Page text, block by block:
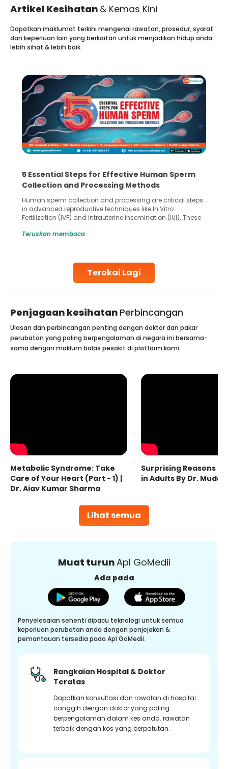
Artikel Kesihatan & Kemas Kini
Terokai Lagi
Dapatkan maklumat terkini mengenai rawatan, prosedur, syarat
dan keperluan lain yang berkaitan untuk menjadikan hidup anda
lebih sihat & lebih baik.
5 Essential Steps for Effective Human Sperm
Collection and Processing Methods
Human sperm collection and processing are critical steps
in advanced reproductive techniques like In Vitro
Fertilization (IVF) and intrauterine insemination (IUI). These
challenges and help couples achieve their dream of
collected, they process the
Teruskan membaca
Penjagaan kesihatan Perbincangan
Lihat semua
Ulasan dan perbincangan penting dengan doktor dan pakar
perubatan yang paling berpengalaman di negara ini bersama-
sama dengan maklum balas pesakit di platform kami.
Metabolic Syndrome: Take
Care of Your Heart (Part - 1) |
Dr. Ajay Kumar Sharma
Surprising Reasons
in Adults By Dr.
Muat turunApl GoMedii
Ada pada
Penyelesaian sehenti dipacu teknologi untuk semua
keperluan perubatan anda dengan penjejakan &
pemantauan tersedia pada Apl GoMedii.
Rangkaian Hospital & Doktor
Teratas
Dapatkan konsultasi dan rawatan di hospital
canggih dengan doktor yang paling
berpengalaman dalam kes anda. rawatan
terbaik dengan kos yang berpatutan.